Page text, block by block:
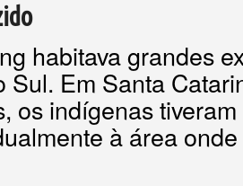
habitava grandes
Sul. Em Santa
os indígenas
à área